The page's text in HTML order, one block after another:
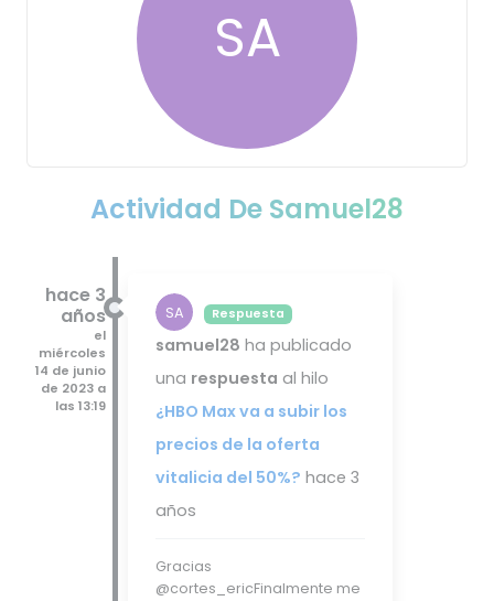
SA
Actividad De Samuel28
hace 3
años
el
miércoles
14 de junio
de 2023 a
las 13:19
SA Respuesta
samuel28 ha publicado
una respuesta al hilo
¿HBO Max va a subir los
precios de la oferta
vitalicia del 50%? hace 3
años
Gracias
@cortes_ericFinalmente me